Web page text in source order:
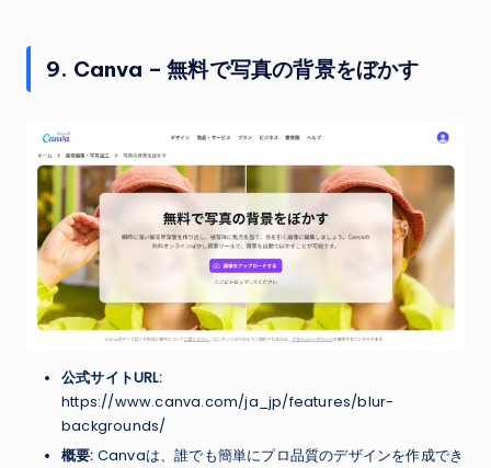
9. Canva – 無料で写真の背景をぼかす
公式サイトURL:
https://www.canva.com/ja_jp/features/blur-
backgrounds/
概要: Canvaは、誰でも簡単にプロ品質のデザインを作成でき